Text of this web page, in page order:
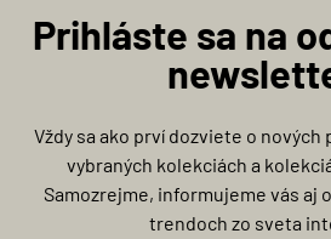
Prihláste sa na
Vždy sa ako prví dozviete o
vybraných kolekciách a
Samozrejme, informujeme vás aj
trendoch zo sveta